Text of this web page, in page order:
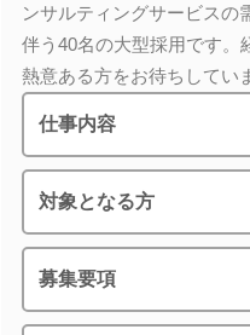
ンサルティングサービスの
伴う40名の大型採用です。
熱意ある方をお待ちしてい
仕事内容
対象となる方
募集要項